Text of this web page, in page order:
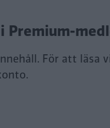
Premium-
För att läsa